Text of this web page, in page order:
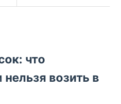
что
нельзя возить в